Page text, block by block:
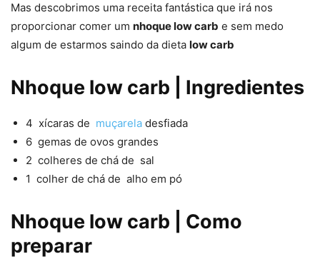
Mas descobrimos uma receita fantástica que irá nos
proporcionar comer um nhoque low carb e sem medo
algum de estarmos saindo da dieta low carb
Nhoque low carb | Ingredientes
4 xícaras de muçarela desfiada
6 gemas de ovos grandes
2 colheres de chá de sal
1 colher de chá de alho em pó
Nhoque low carb | Como
preparar